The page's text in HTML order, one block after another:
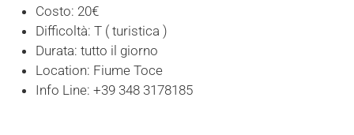
Costo: 20€
Difficoltà: T ( turistica )
Durata: tutto il giorno
Location: Fiume Toce
Info Line: +39 348 3178185